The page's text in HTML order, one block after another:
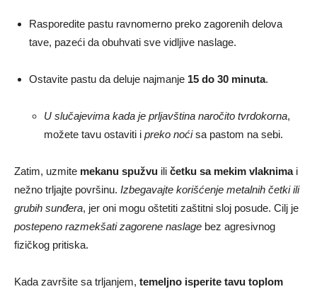
Rasporedite pastu ravnomerno preko zagorenih delova
tave, pazeći da obuhvati sve vidljive naslage.
Ostavite pastu da deluje najmanje 15 do 30 minuta.
U slučajevima kada je prljavština naročito tvrdokorna,
možete tavu ostaviti i preko noćisa pastom na sebi.
Zatim, uzmite mekanu spužvu ili četku sa mekim vlaknimai
nežno trljajte površinu. Izbegavajte korišćenje metalnih četki ili
grubih sunđera, jer oni mogu oštetiti zaštitni sloj posude. Cilj je
postepeno razmekšati zagorene naslage bez agresivnog
fizičkog pritiska.
Kada završite sa trljanjem, temeljno isperite tavu toplom